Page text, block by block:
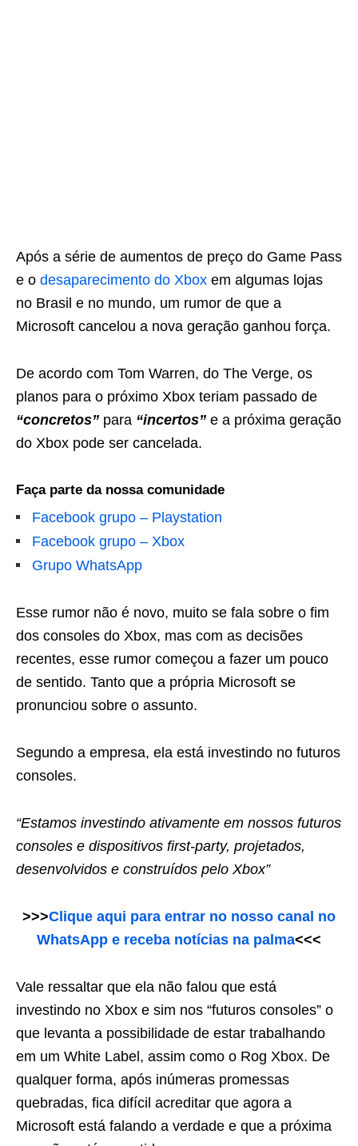
Após a série de aumentos de preço do Game Pass
e o desaparecimento do Xbox em algumas lojas
no Brasil e no mundo, um rumor de que a
Microsoft cancelou a nova geração ganhou força.
De acordo com Tom Warren, do The Verge, os
planos para o próximo Xbox teriam passado de
“concretos” para “incertos” e a próxima geração
do Xbox pode ser cancelada.
Faça parte da nossa comunidade
Facebook grupo – Playstation
Facebook grupo – Xbox
Grupo WhatsApp
Esse rumor não é novo, muito se fala sobre o fim
dos consoles do Xbox, mas com as decisões
recentes, esse rumor começou a fazer um pouco
de sentido. Tanto que a própria Microsoft se
pronunciou sobre o assunto.
Segundo a empresa, ela está investindo no futuros
consoles.
“Estamos investindo ativamente em nossos futuros
consoles e dispositivos first-party, projetados,
desenvolvidos e construídos pelo Xbox”
>>>Clique aqui para entrar no nosso canal no
WhatsApp e receba notícias na palma<<<
Vale ressaltar que ela não falou que está
investindo no Xbox e sim nos “futuros consoles” o
que levanta a possibilidade de estar trabalhando
em um White Label, assim como o Rog Xbox. De
qualquer forma, após inúmeras promessas
quebradas, fica difícil acreditar que agora a
Microsoft está falando a verdade e que a próxima